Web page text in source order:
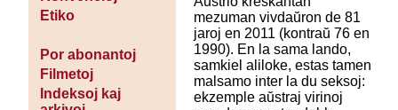
Etiko
Por abonantoj
Filmetoj
Indeksoj kaj
mezuman vivdaŭron de 81
jaroj en 2011 (kontraŭ 76 en
1990). En la sama lando,
samkiel aliloke, estas tamen
malsamo inter la du seksoj:
ekzemple aŭstraj virinoj